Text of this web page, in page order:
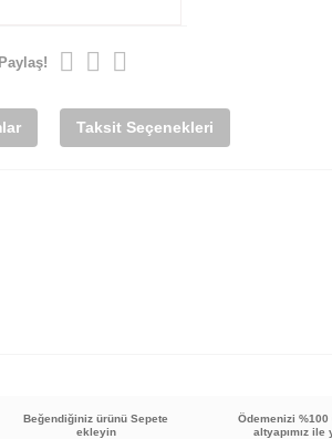
Taksit Seçenekleri
Bu
Beğendiğiniz ürünü Sepete
ekleyin
Ödemenizi %100
altyapımız ile